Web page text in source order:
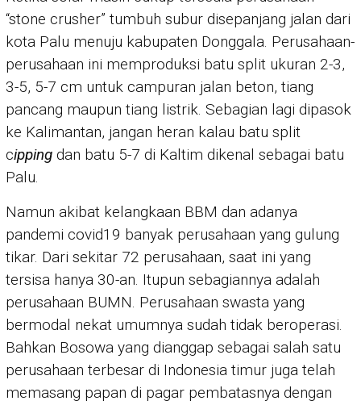
“stone crusher” tumbuh subur disepanjang jalan dari
kota Palu menuju kabupaten Donggala. Perusahaan-
perusahaan ini memproduksi batu split ukuran 2-3,
3-5, 5-7 cm untuk campuran jalan beton, tiang
pancang maupun tiang listrik. Sebagian lagi dipasok
ke Kalimantan, jangan heran kalau batu split
cipping dan batu 5-7 di Kaltim dikenal sebagai batu
Palu.
Namun akibat kelangkaan BBM dan adanya
pandemi covid19 banyak perusahaan yang gulung
tikar. Dari sekitar 72 perusahaan, saat ini yang
tersisa hanya 30-an. Itupun sebagiannya adalah
perusahaan BUMN. Perusahaan swasta yang
bermodal nekat umumnya sudah tidak beroperasi.
Bahkan Bosowa yang dianggap sebagai salah satu
perusahaan terbesar di Indonesia timur juga telah
memasang papan di pagar pembatasnya dengan